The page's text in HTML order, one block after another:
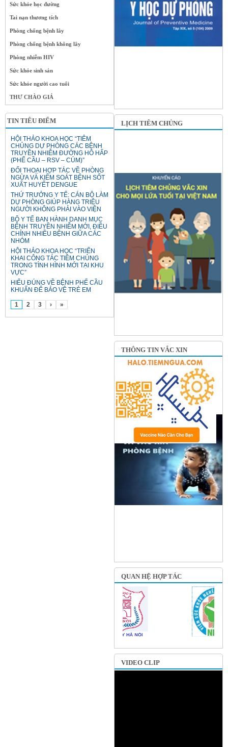
Sức khỏe học đường
Tai nạn thương tích
Phòng chống bệnh lây
Phòng chống bệnh không lây
Phòng nhiễm HIV
Sức khỏe sinh sản
Sức khỏe người cao tuổi
THƯ CHÀO GIÁ
TIN TIÊU ĐIỂM
HỘI THẢO KHOA HỌC “TIÊM
CHỦNG DỰ PHÒNG CÁC BỆNH
TRUYỀN NHIỄM ĐƯỜNG HÔ HẤP
(PHẾ CẦU – RSV – CÚM)”
ĐỐI THOẠI HỢP TÁC VỀ PHÒNG
NGỪA VÀ KIỂM SOÁT BỆNH SỐT
XUẤT HUYẾT DENGUE
THỨ TRƯỞNG Y TẾ: CÁN BỘ LÀM
DỰ PHÒNG GIÚP HÀNG TRIỆU
NGƯỜI KHÔNG PHẢI VÀO VIỆN
BỘ Y TẾ BAN HÀNH DANH MỤC
BỆNH TRUYỀN NHIỄM MỚI, ĐIỀU
CHỈNH NHIỀU BỆNH GIỮA CÁC
NHÓM
HỘI THẢO KHOA HỌC “TRIỂN
KHAI CÔNG TÁC TIÊM CHỦNG
TRONG TÌNH HÌNH MỚI TẠI KHU
VỰC”
HIỂU ĐÚNG VỀ BỆNH PHẾ CẦU
KHUẨN ĐỂ BẢO VỆ TRẺ EM
1 2 3 › »
LỊCH TIÊM CHỦNG
THÔNG TIN VẮC XIN
QUAN HỆ HỢP TÁC
VIDEO CLIP